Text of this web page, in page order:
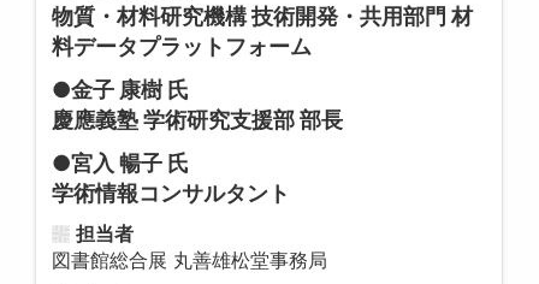
物質・材料研究機構 技術開発・共用部門 材
料データプラットフォーム
●金子 康樹 氏
慶應義塾 学術研究支援部 部長
●宮入 暢子 氏
学術情報コンサルタント
担当者
図書館総合展 丸善雄松堂事務局